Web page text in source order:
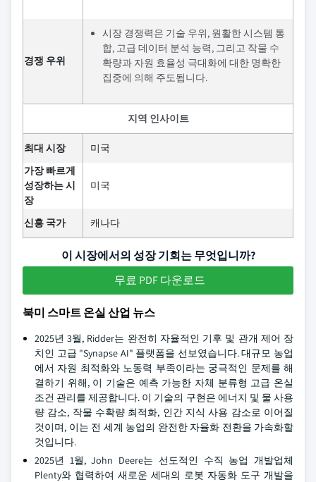
경쟁 우위
시장 경쟁력은 기술 우위, 원활한 시스템 통
합, 고급 데이터 분석 능력, 그리고 작물 수
확량과 자원 효율성 극대화에 대한 명확한
집중에 의해 주도됩니다.
지역 인사이트
최대 시장
미국
가장 빠르게
성장하는 시
장
미국
신흥 국가 캐나다
이 시장에서의 성장 기회는 무엇입니까?
무료 PDF 다운로드
북미 스마트 온실 산업 뉴스
2025년 3월, Ridder는 완전히 자율적인 기후 및 관개 제어 장
치인 고급 "Synapse AI" 플랫폼을 선보였습니다. 대규모 농업
에서 자원 최적화와 노동력 부족이라는 궁극적인 문제를 해
결하기 위해, 이 기술은 예측 가능한 자체 분류형 고급 온실
조건 관리를 제공합니다. 이 기술의 구현은 에너지 및 물 사용
량 감소, 작물 수확량 최적화, 인간 지식 사용 감소로 이어질
것이며, 이는 전 세계 농업의 완전한 자율화 전환을 가속화할
것입니다.
2025년 1월, John Deere는 선도적인 수직 농업 개발업체
Plenty와 협력하여 새로운 세대의 로봇 자동화 도구 개발을